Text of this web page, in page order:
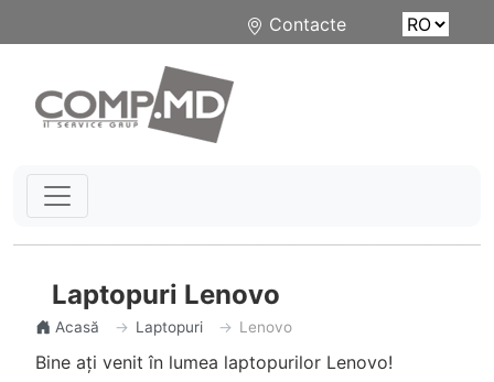
Contacte
Laptopuri Lenovo
Acasă Laptopuri Lenovo
Bine ați venit în lumea laptopurilor Lenovo!